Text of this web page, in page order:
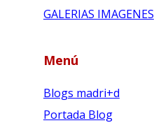
GALERIAS IMAGENES
Menú
Blogs madri+d
Portada Blog